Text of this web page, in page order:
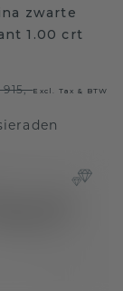
zwarte
1.00 crt
Excl. Tax & BTW